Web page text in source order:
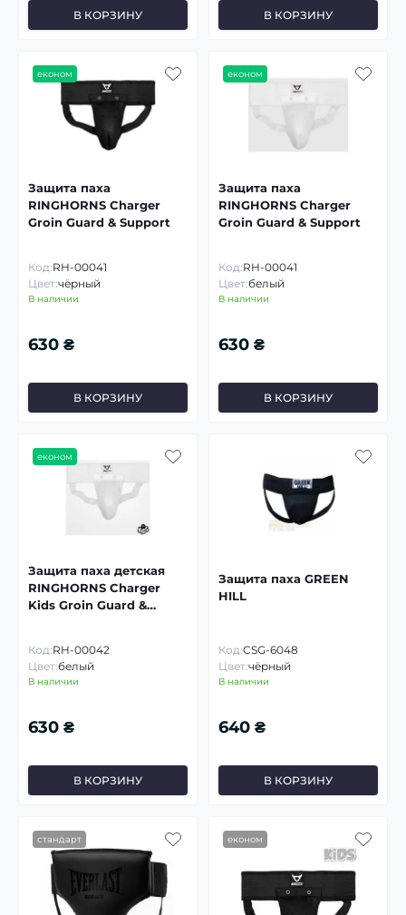
В КОРЗИНУ В КОРЗИНУ
економ
Защита паха
RINGHORNS Charger
Groin Guard & Support
Код:RH-00041
Цвет:чёрный
В наличии
630 ₴
В КОРЗИНУ
економ
Защита паха
RINGHORNS Charger
Groin Guard & Support
Код:RH-00041
Цвет:белый
В наличии
630 ₴
В КОРЗИНУ
економ
Защита паха детская
RINGHORNS Charger
Kids Groin Guard &
Код:RH-00042
Цвет:белый
В наличии
630 ₴
В КОРЗИНУ
Защита паха GREEN
HILL
Код:CSG-6048
Цвет:чёрный
В наличии
640 ₴
В КОРЗИНУ
стандарт економ